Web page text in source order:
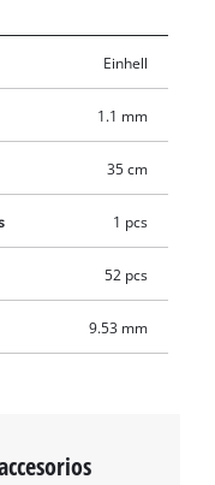
Einhell
1.1 mm
35 cm
1 pcs
52 pcs
9.53 mm